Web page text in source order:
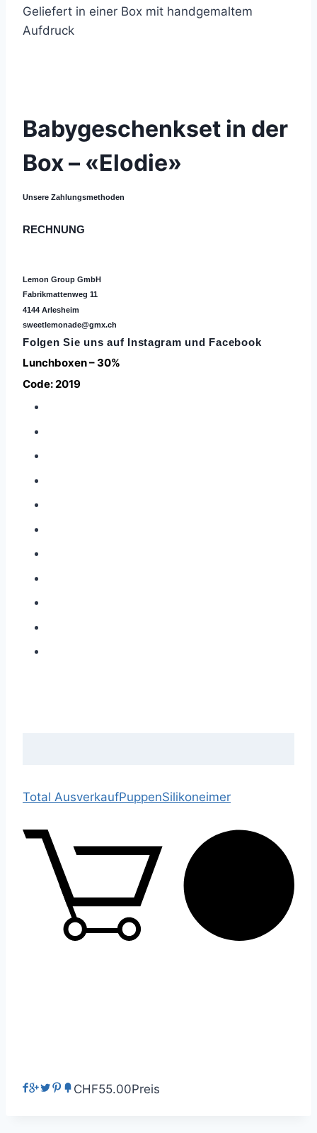
Geliefert in einer Box mit handgemaltem
Aufdruck
Babygeschenkset in der
Box – «Elodie»
Unsere Zahlungsmethoden
RECHNUNG
Lemon Group GmbH
Fabrikmattenweg 11
4144 Arlesheim
sweetlemonade@gmx.ch
Folgen Sie uns auf Instagram und Facebook
Lunchboxen – 30%
Code: 2019
Total AusverkaufPuppenSilikoneimer
CHF55.00Preis